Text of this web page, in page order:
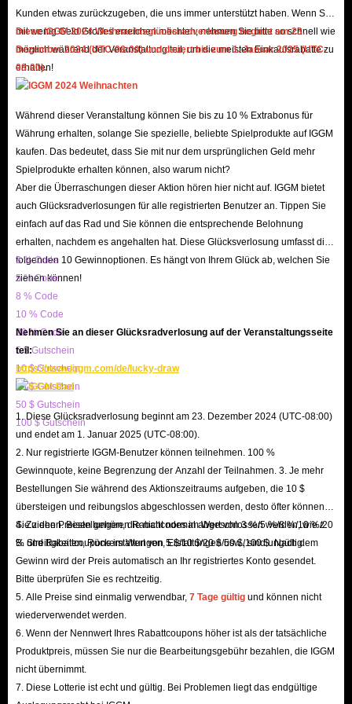
einige notwendige Waffen kaufen, wenn sie ihre Wettbewerbsfähigkeit
aufrechterhalten möchten, was dazu geführt hat, dass viele Spieler einen zu
großen finanziellen Druck verspüren. Unser COD Mobile Top Up-Service
einen großen Bestand der günstigsten CP zum Verkauf in Call of Duty
Mobile Top Up, sodass Sie Ihre Ziele mit den geringsten Kosten erreichen
Wofür sind Call of Duty Mobile CP?
COD-Punkte sind das Herzstück des Call of Duty Mobile-
Wirtschaftssystems. Dank der vollständig plattformübergreifenden
Perspektive können Sie Ihre COD-Punkte in COD Mobile, Call of Duty
Wenn Sie also in COD Mobile kostenlos CP verdienen können, werden Sie
feststellen, dass diese auch auf mehrere andere Spiele übertragen werden
können, solange Ihre Konten entsprechend verknüpft sind.
Jahrelang haben sich Call of Duty-Spieler auf CP verlassen, um In-Game-
Kosmetik, XP-Boosts, Operator-Pakete und mehr freizuschalten. Es ist eine
universelle Währung, und durch die Verwendung von COD-Punkten
können Sie Gegenstände wie die folgenden erhalten:
Doppelte XP-Token
Waffen-Skins
Operator-Pakete
Tracer-Pakete
Battle Pass
Mehrere Möglichkeiten, um COD Mobile CP zu
verdienen
Wenn Sie ein großer Fan von Call of Duty Mobile sind und kostenlose
Kunden etwas zurückzugeben, die uns immer unterstützt haben. Wenn Sie
mit wenig Geld Großes erreichen möchten, nehmen Sie bitte so schnell wie
möglich während der Veranstaltung teil, um die meisten Einkaufsrabatte zu
erhalten!
Diese IGGM 2024 Weihnachtsglücksradverlosung beginnt am 23.
Dezember 2024 (UTC-08:00) und dauert bis zum 1. Januar 2025 (UTC-
08:00).
Während dieser Veranstaltung können Sie bis zu 10 % Extrabonus für
Währung erhalten, solange Sie spezielle, beliebte Spielprodukte auf IGGM
kaufen. Das bedeutet, dass Sie mit nur dem ursprünglichen Geld mehr
Spielprodukte erhalten können, also warum nicht?
Aber die Überraschungen dieser Aktion hören hier nicht auf. IGGM bietet
auch Glücksradverlosungen für alle registrierten Benutzer an. Tippen Sie
einfach auf das Rad und Sie können die entsprechende Belohnung
erhalten, nachdem es angehalten hat. Diese Glücksverlosung umfasst die
folgenden 10 Gewinnoptionen. Es hängt von Ihrem Glück ab, welchen Sie
ziehen können!
3 % Code
5 % Code
8 % Code
10 % Code
20 % Code
5 $ Gutschein
10 $ Gutschein
20 $ Gutschein
50 $ Gutschein
100 $ Gutschein
Nehmen Sie an dieser Glücksradverlosung auf der Veranstaltungsseite
teil:
https://www.iggm.com/de/lucky-draw
1. Diese Glücksradverlosung beginnt am 23. Dezember 2024 (UTC-08:00)
und endet am 1. Januar 2025 (UTC-08:00).
2. Nur registrierte IGGM-Benutzer können teilnehmen. 100 %
Gewinnquote, keine Begrenzung der Anzahl der Teilnahmen. 3. Je mehr
Bestellungen Sie während des Aktionszeitraums aufgeben, die 10 $
übersteigen und reibungslos abgeschlossen werden, desto öfter können
Sie ziehen. Bestellungen, die nicht normal abgeschlossen werden, wie z.
B. Streitigkeiten, Rückerstattungen, Erstattungen usw., sind ungültig.
4. Zu den Preisen gehören Rabattcodes im Wert von 3 %/5 %/8 %/10 %/20
% und Rabattcoupons im Wert von 5 $/10 $/20 $/50 $/100 $. Nach dem
Gewinn wird der Preis automatisch an Ihr registriertes Konto gesendet.
Bitte überprüfen Sie es rechtzeitig.
5. Alle Preise sind einmalig verwendbar, 7 Tage gültig und können nicht
wiederverwendet werden.
6. Wenn der Nennwert Ihres Rabattcoupons höher ist als der tatsächliche
Produktpreis, müssen Sie nur die Bearbeitungsgebühr bezahlen, die IGGM
nicht übernimmt.
7. Diese Lotterie ist echt und gültig. Bei Problemen liegt das endgültige